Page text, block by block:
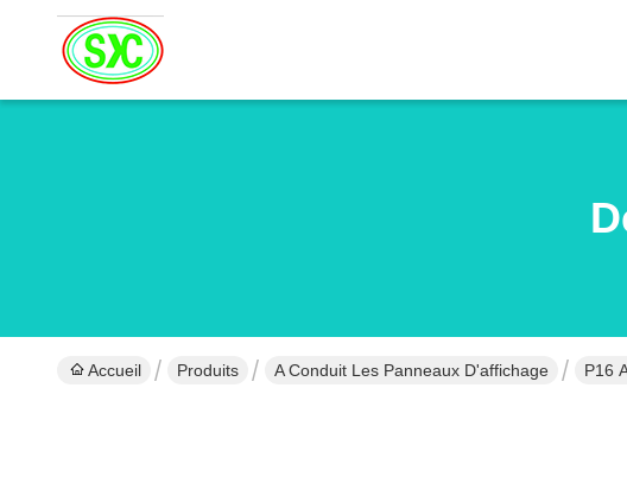
Accueil Produits A Conduit Les Panneaux D'affichage P16